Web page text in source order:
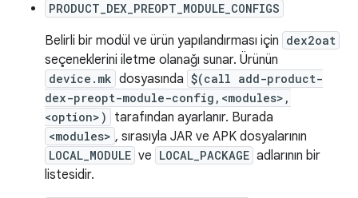
PRODUCT_DEX_PREOPT_MODULE_CONFIGS
Belirli bir modül ve ürün yapılandırması için dex2oat
seçeneklerini iletme olanağı sunar. Ürünün
device.mk dosyasında $(call add-product-
dex-preopt-module-config,<modules>,
<option>)
tarafından ayarlanır. Burada
<modules> , sırasıyla JAR ve APK dosyalarının
LOCAL_MODULE ve LOCAL_PACKAGE adlarının bir
listesidir.